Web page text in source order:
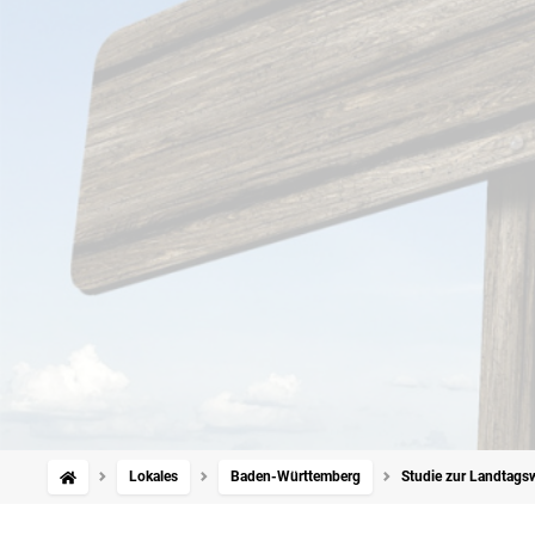
Lokales Baden-Württemberg Studie zur